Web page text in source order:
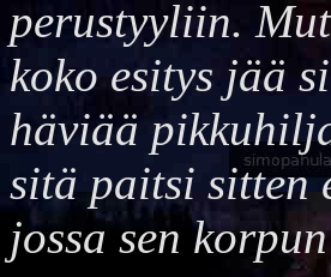
perustyyliin.
koko esitys jää
häviää
sitä paitsi sitten
jossa sen